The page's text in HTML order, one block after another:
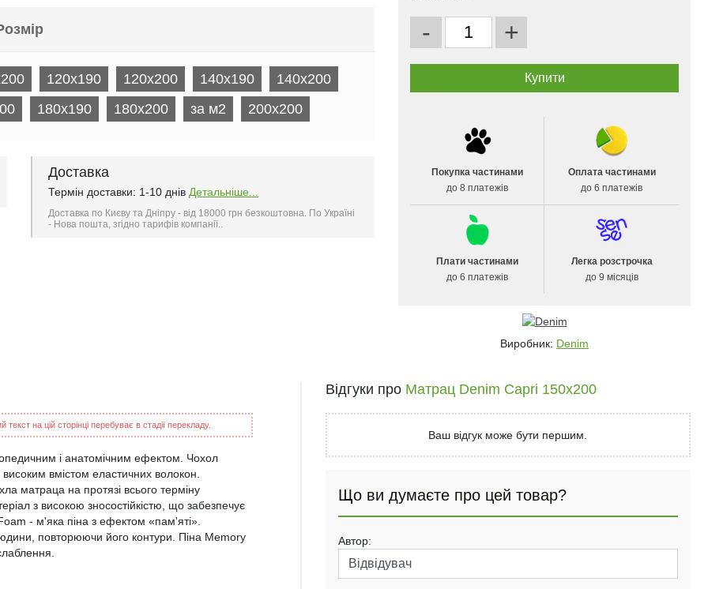
120x190 120x200 140x190
140x200
180x190 180x200 за м2 200x200
Доставка
Термін доставки: 1-10 днів Детальніше...
Доставка по Києву та Дніпру - від 18000 грн безкоштовна. По Україні
- Нова пошта, згідно тарифів компанії..
- +
Покупка частинами
до 8 платежів
Оплата частинами
до 6 платежів
Плати частинами
до 6 платежів
Легка розстрочка
до 9 місяців
Виробник: Denim
на цій сторінці перебуває в стадії перекладу.
і анатомічним ефектом. Чохол
високим вмістом еластичних волокон.
матраца на протязі всього терміну
з високою зносостійкістю, що забезпечує
- м'яка піна з ефектом «пам'яті».
повторюючи його контури. Піна Memory
Відгуки про Матрац Denim Capri 150x200
Ваш відгук може бути першим.
Що ви думаєте про цей товар?
Автор: